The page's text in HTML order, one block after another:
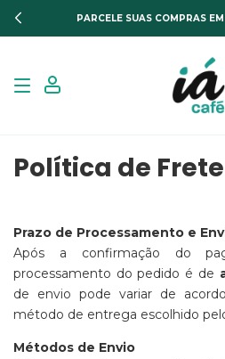
PARCELE SUAS COMPRAS
Política de Frete
Prazo de Processamento e
Após a confirmação do
processamento do pedido é de
de envio pode variar de
método de entrega escolhido
Métodos de Envio